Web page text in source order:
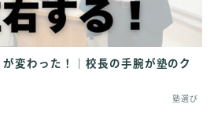
変わった！｜校長の手腕が塾のク
塾選び